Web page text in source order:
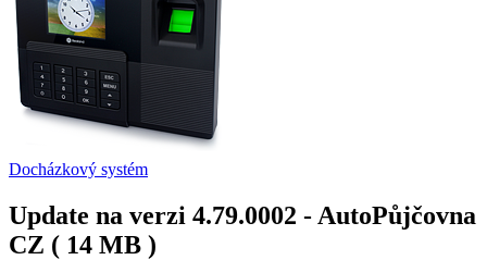
Docházkový systém
Update na verzi 4.79.0002 - AutoPůjčovna
CZ ( 14 MB )